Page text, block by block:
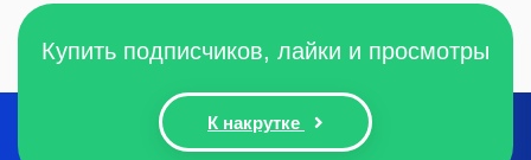
Купить подписчиков, лайки и просмотры
К накрутке